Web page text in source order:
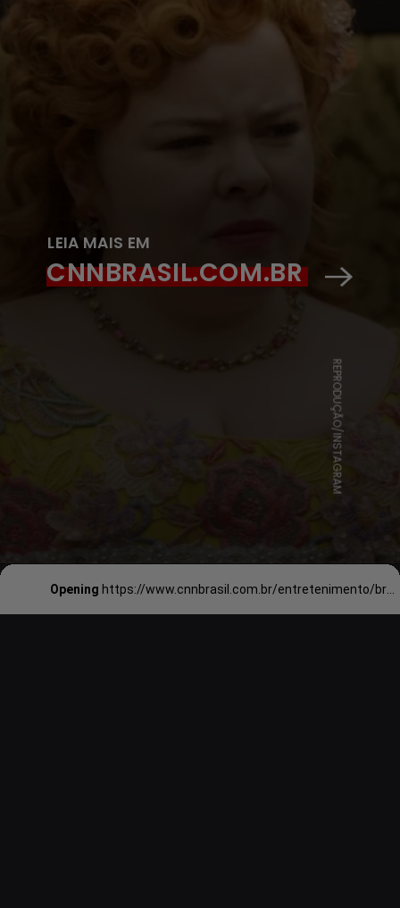
LEIA MAIS EM
CNNBRASIL.COM.BR
REPRODUÇÃO/INSTAGRAM
Opening